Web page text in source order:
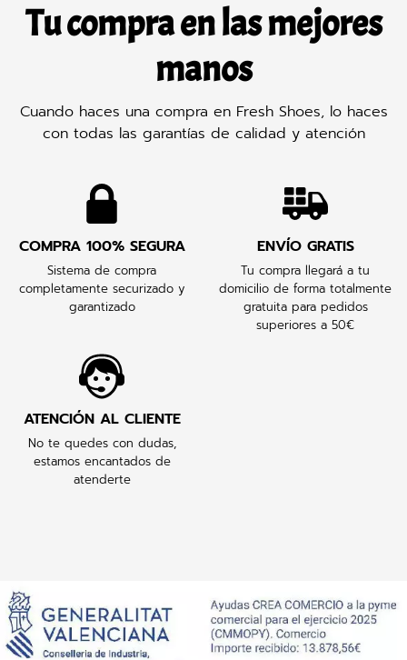
Tu compra en las mejores
manos
Cuando haces una compra en Fresh Shoes, lo haces
con todas las garantías de calidad y atención
COMPRA 100% SEGURA
Sistema de compra
completamente securizado y
garantizado
ENVÍO GRATIS
Tu compra llegará a tu
domicilio de forma totalmente
gratuita para pedidos
superiores a 50€
ATENCIÓN AL CLIENTE
No te quedes con dudas,
estamos encantados de
atenderte